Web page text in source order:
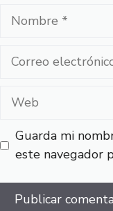
Nombre
Correo
Web
Guarda mi
este navegador